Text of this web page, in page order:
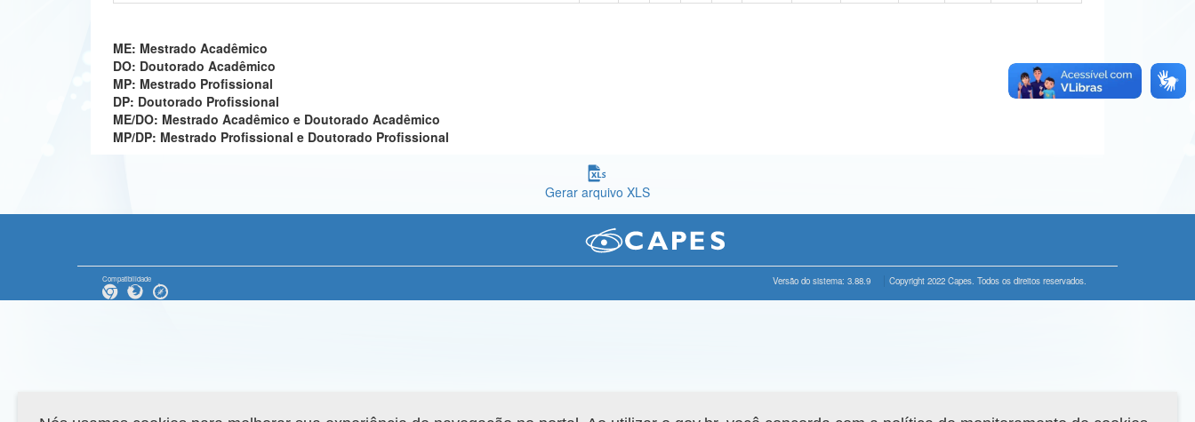
ME: Mestrado Acadêmico
DO: Doutorado Acadêmico
MP: Mestrado Profissional
DP: Doutorado Profissional
ME/DO: Mestrado Acadêmico e Doutorado Acadêmico
MP/DP: Mestrado Profissional e Doutorado Profissional
Gerar arquivo XLS
Compatibilidade Versão do sistema: 3.88.9 Copyright 2022 Capes. Todos os direitos reservados.